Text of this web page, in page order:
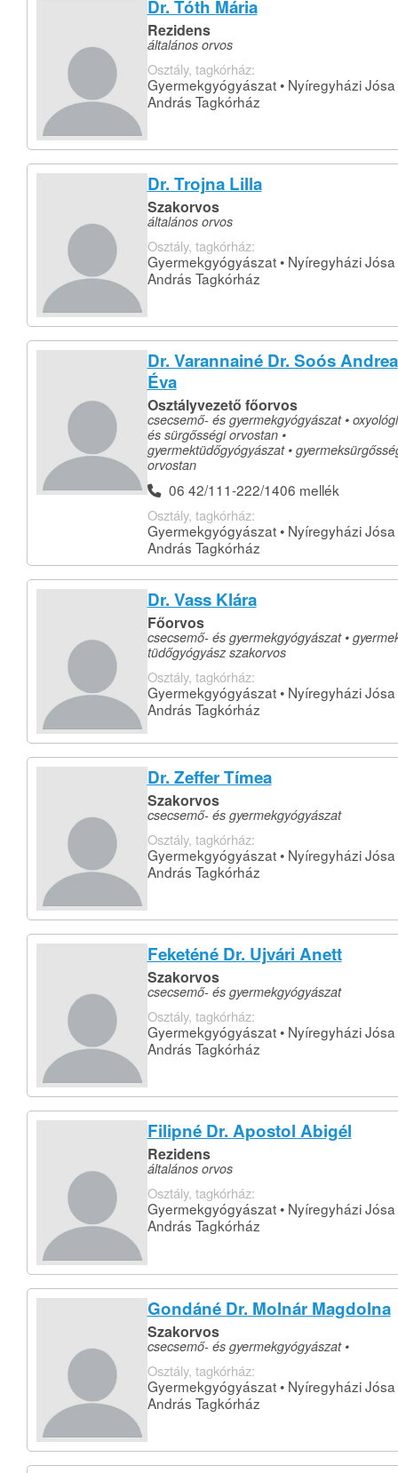
Dr. Tóth Mária
Rezidens
általános orvos
Osztály, tagkórház:
Gyermekgyógyászat • Nyíregyházi Jósa
András Tagkórház
Dr. Trojna Lilla
Szakorvos
általános orvos
Osztály, tagkórház:
Gyermekgyógyászat • Nyíregyházi Jósa
András Tagkórház
Dr. Varannainé Dr. Soós Andrea
Éva
Osztályvezető főorvos
csecsemő- és gyermekgyógyászat •
és sürgősségi orvostan •
gyermektüdőgyógyászat •
orvostan
06 42/111-222/1406 mellék
Osztály, tagkórház:
Gyermekgyógyászat • Nyíregyházi Jósa
András Tagkórház
Dr. Vass Klára
Főorvos
csecsemő- és gyermekgyógyászat •
tüdőgyógyász szakorvos
Osztály, tagkórház:
Gyermekgyógyászat • Nyíregyházi Jósa
András Tagkórház
Dr. Zeffer Tímea
Szakorvos
csecsemő- és gyermekgyógyászat
Osztály, tagkórház:
Gyermekgyógyászat • Nyíregyházi Jósa
András Tagkórház
Feketéné Dr. Ujvári Anett
Szakorvos
csecsemő- és gyermekgyógyászat
Osztály, tagkórház:
Gyermekgyógyászat • Nyíregyházi Jósa
András Tagkórház
Filipné Dr. Apostol Abigél
Rezidens
általános orvos
Osztály, tagkórház:
Gyermekgyógyászat • Nyíregyházi Jósa
András Tagkórház
Gondáné Dr. Molnár Magdolna
Szakorvos
csecsemő- és gyermekgyógyászat •
Osztály, tagkórház:
Gyermekgyógyászat • Nyíregyházi Jósa
András Tagkórház